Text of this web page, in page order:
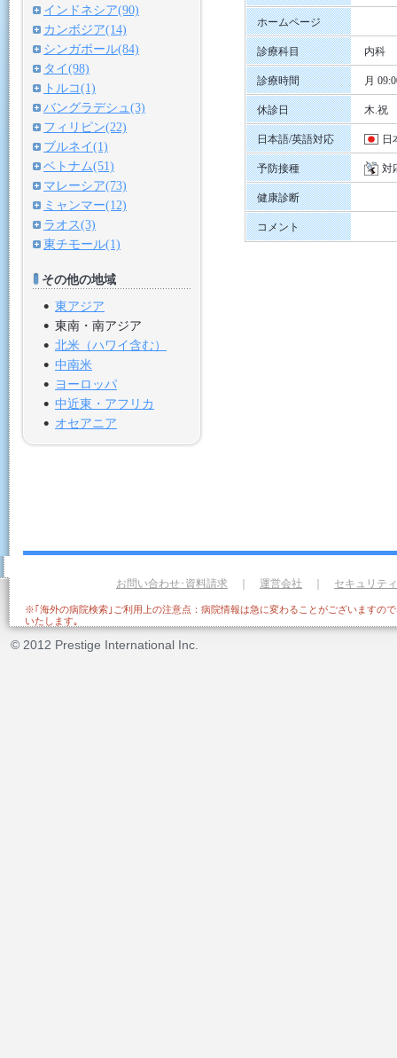
ホームページ
診療科目 内科
診療時間 月
休診日 木.祝
日本語/英語対応 日
予防接種 対
健康診断
コメント
インドネシア(90)
カンボジア(14)
シンガポール(84)
タイ(98)
トルコ(1)
バングラデシュ(3)
フィリピン(22)
ブルネイ(1)
ベトナム(51)
マレーシア(73)
ミャンマー(12)
ラオス(3)
東チモール(1)
その他の地域
東アジア
東南・南アジア
北米（ハワイ含む）
中南米
ヨーロッパ
中近東・アフリカ
オセアニア
※｢海外の病院検索｣ご利用上の注意点：病院情報は急に変わることがございますの
いたします｡
お問い合わせ･資料請求 運営会社 セキュリテ
© 2012 Prestige International Inc.